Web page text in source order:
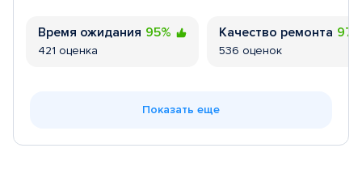
Время ожидания 95%
421 оценка
Качество ремонта
536 оценок
Показать еще